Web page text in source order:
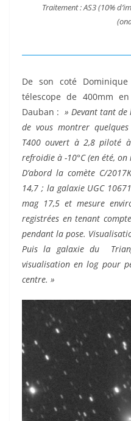
Traitement : AS3 (10%
De son coté
télescope de 400mm
Dauban : » Devant tant de
de vous montrer
T400 ouvert à 2,8 piloté
refroidie à -10°C (en été,
D’abordla comète C/
14,7 ; la galaxie UGC
mag 17,5 et mesure
registrées en tenant
pendant la pose.
Puis la galaxie du
visualisation en log pour
centre. »